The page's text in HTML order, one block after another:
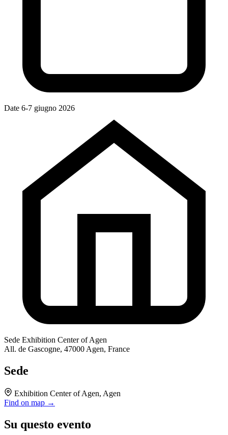
Date 6-7 giugno 2026
Sede Exhibition Center of Agen
All. de Gascogne, 47000 Agen, France
Sede
Exhibition Center of Agen, Agen
Find on map →
Su questo evento